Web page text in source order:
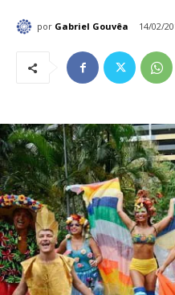
por Gabriel Gouvêa 14/02/